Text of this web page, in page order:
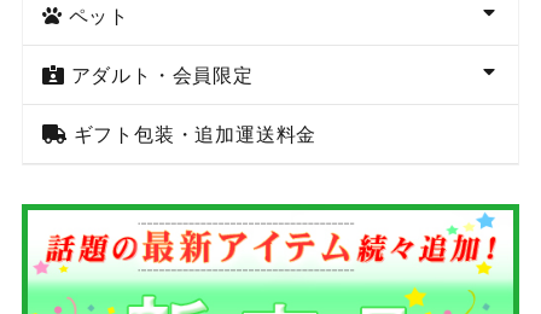
ペット
アダルト・会員限定
ギフト包装・追加運送料金